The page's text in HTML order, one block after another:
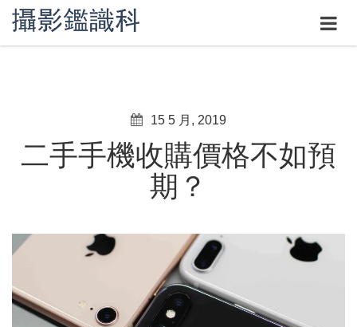
15 5 月, 2019
二手手機收購價格不如預
期？